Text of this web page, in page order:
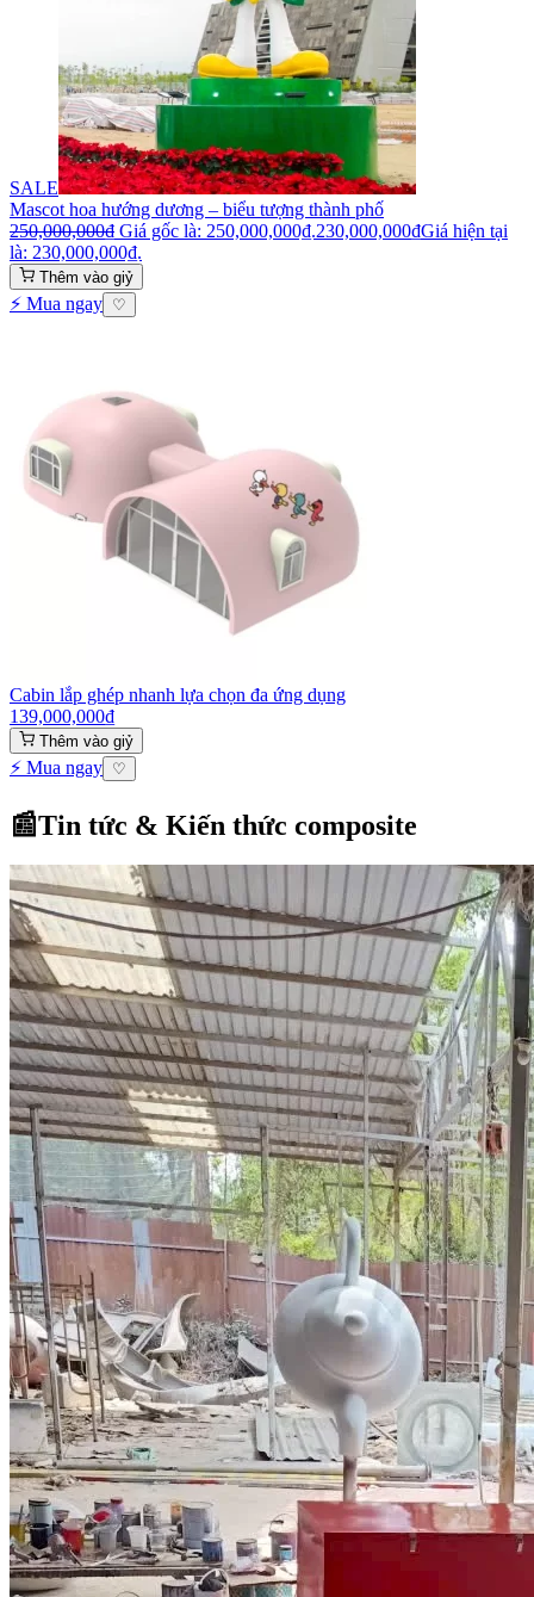
SALE
Mascot hoa hướng dương – biểu tượng thành phố
250,000,000₫ Giá gốc là: 250,000,000₫.230,000,000₫Giá hiện tại
là: 230,000,000₫.
Thêm vào giỷ
⚡ Mua ngay ♡
Cabin lắp ghép nhanh lựa chọn đa ứng dụng
139,000,000₫
Thêm vào giỷ
⚡ Mua ngay ♡
📰Tin tức & Kiến thức composite